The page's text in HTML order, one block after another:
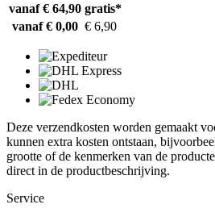
vanaf € 64,90 gratis*
vanaf € 0,00 € 6,90
Deze verzendkosten worden gemaakt
kunnen extra kosten ontstaan,
grootte of de kenmerken van de
direct in de productbeschrijving.
Service